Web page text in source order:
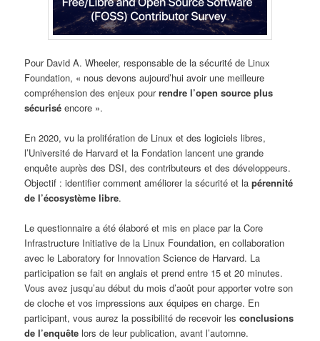
Pour David A. Wheeler, responsable de la sécurité de Linux
Foundation, « nous devons aujourd’hui avoir une meilleure
compréhension des enjeux pourrendre l’open source plus
sécurisé encore ».
En 2020, vu la prolifération de Linux et des logiciels libres,
l’Université de Harvard et la Fondation lancent une grande
enquête auprès des DSI, des contributeurs et des développeurs.
Objectif : identifier comment améliorer la sécurité et lapérennité
de l’écosystème libre.
Le questionnaire a été élaboré et mis en place par la Core
Infrastructure Initiative de la Linux Foundation, en collaboration
avec le Laboratory for Innovation Science de Harvard. La
participation se fait en anglais et prend entre 15 et 20 minutes.
Vous avez jusqu’au début du mois d’août pour apporter votre son
de cloche et vos impressions aux équipes en charge. En
participant, vous aurez la possibilité de recevoir lesconclusions
de l’enquête lors de leur publication, avant l’automne.